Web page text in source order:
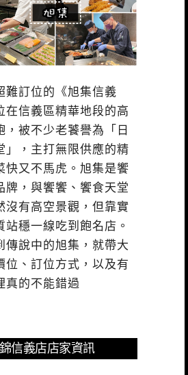
難訂位的《旭集信義
在信義區精華地段的高
，被不少老饕譽為「日
」，主打無限供應的精
快又不馬虎。旭集是饗
牌，與饗饗、饗食天堂
沒有高空景觀，但靠實
站穩一線吃到飽名店。
傳說中的旭集，就帶大
位、訂位方式，以及有
真的不能錯過
信義店店家資訊